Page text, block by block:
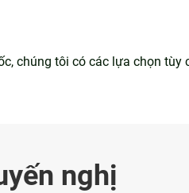
chúng tôi có các lựa chọn
nghị